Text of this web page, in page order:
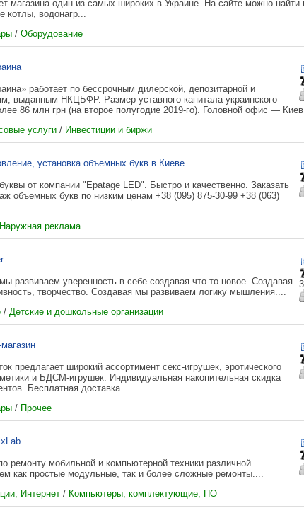
магазина один из самых широких в Украине. На сайте можно найти
котлы, водонагр...
/ Оборудование
работает по бессрочным дилерской, депозитарной и
выданным НКЦБФР. Размер уставного капитала украинского
86 млн грн (на второе полугодие 2019-го). Головной офис —
услуги / Инвестиции и биржи
установка объемных букв в Киеве
от компании "Epatage LED". Быстро и качественно. Заказать
объемных букв по низким ценам +38 (095) 875-30-99 +38 (063)
Наружная реклама
развиваем уверенность в себе создавая что-то новое. Создавая
творчество. Создавая мы развиваем логику мышления....
/ Детские и дошкольные организации
предлагает широкий ассортимент секс-игрушек, эротического
и БДСМ-игрушек. Индивидуальная накопительная скидка
Бесплатная доставка....
/ Прочее
ремонту мобильной и компьютерной техники различной
как простые модульные, так и более сложные ремонты....
Интернет / Компьютеры, комплектующие, ПО